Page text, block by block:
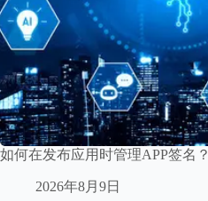
如何在发布应用时管理APP签名？
2026年8月9日